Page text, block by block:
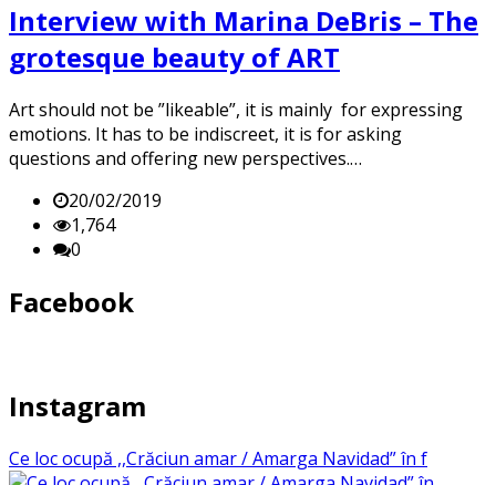
Interview with Marina DeBris – The
grotesque beauty of ART
Art should not be ”likeable”, it is mainly for expressing
emotions. It has to be indiscreet, it is for asking
questions and offering new perspectives.…
20/02/2019
1,764
0
Facebook
Instagram
Ce loc ocupă ,,Crăciun amar / Amarga Navidad” în f